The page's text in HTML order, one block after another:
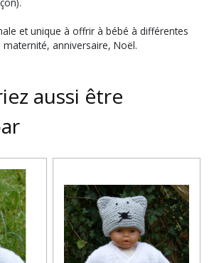
et unique à offrir à bébé à différentes
maternité, anniversaire, Noël.
aussi être